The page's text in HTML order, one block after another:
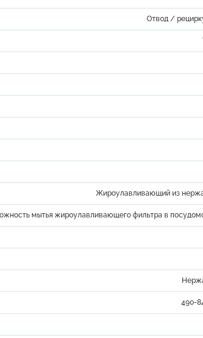
Отвод /
Жироулавливающий из
мытья жироулавливающего фильтра в
490-